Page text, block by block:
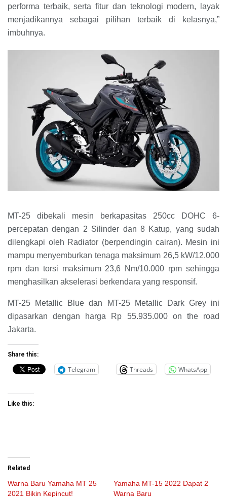
performa terbaik, serta fitur dan teknologi modern, layak
menjadikannya sebagai pilihan terbaik di kelasnya,”
imbuhnya.
MT-25 dibekali mesin berkapasitas 250cc DOHC 6-
percepatan dengan 2 Silinder dan 8 Katup, yang sudah
dilengkapi oleh Radiator (berpendingin cairan). Mesin ini
mampu menyemburkan tenaga maksimum 26,5 kW/12.000
rpm dan torsi maksimum 23,6 Nm/10.000 rpm sehingga
menghasilkan akselerasi berkendara yang responsif.
MT-25 Metallic Blue dan MT-25 Metallic Dark Grey ini
dipasarkan dengan harga Rp 55.935.000 on the road
Jakarta.
Share this:
Telegram Threads WhatsApp
Like this:
Related
Warna Baru Yamaha MT 25
2021 Bikin Kepincut!
Yamaha MT-15 2022 Dapat 2
Warna Baru